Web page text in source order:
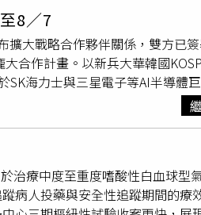
收在28.84元、漲0.38元、漲幅
以8檔主動式與2檔台股正二佔據
上漲22.77%表現最亮眼。
8／7
擴大戰略合作夥伴關係，雙方已
合作計畫。以新兵大華韓國
海力士與三星電子等AI半導體
格10元親民價，募集期即日起
SK集團的合作規模來看，全球
、系統、軟體、HBM 記憶體與
絕佳供應商，其 HBM4 晶片被直
再只是傳統的代工或記憶體製造
置高達 2GW 規模的 AI 工廠，更
治療中度至重度嗜酸性白血球型
病人投藥與安全性追蹤期間的療